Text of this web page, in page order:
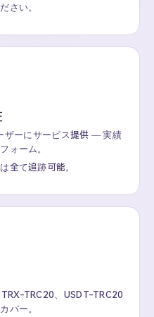
さい。
ーにサービス提供 — 実績
ォーム。
全て追跡可能。
TRC20、USDT-TRC20
バー。